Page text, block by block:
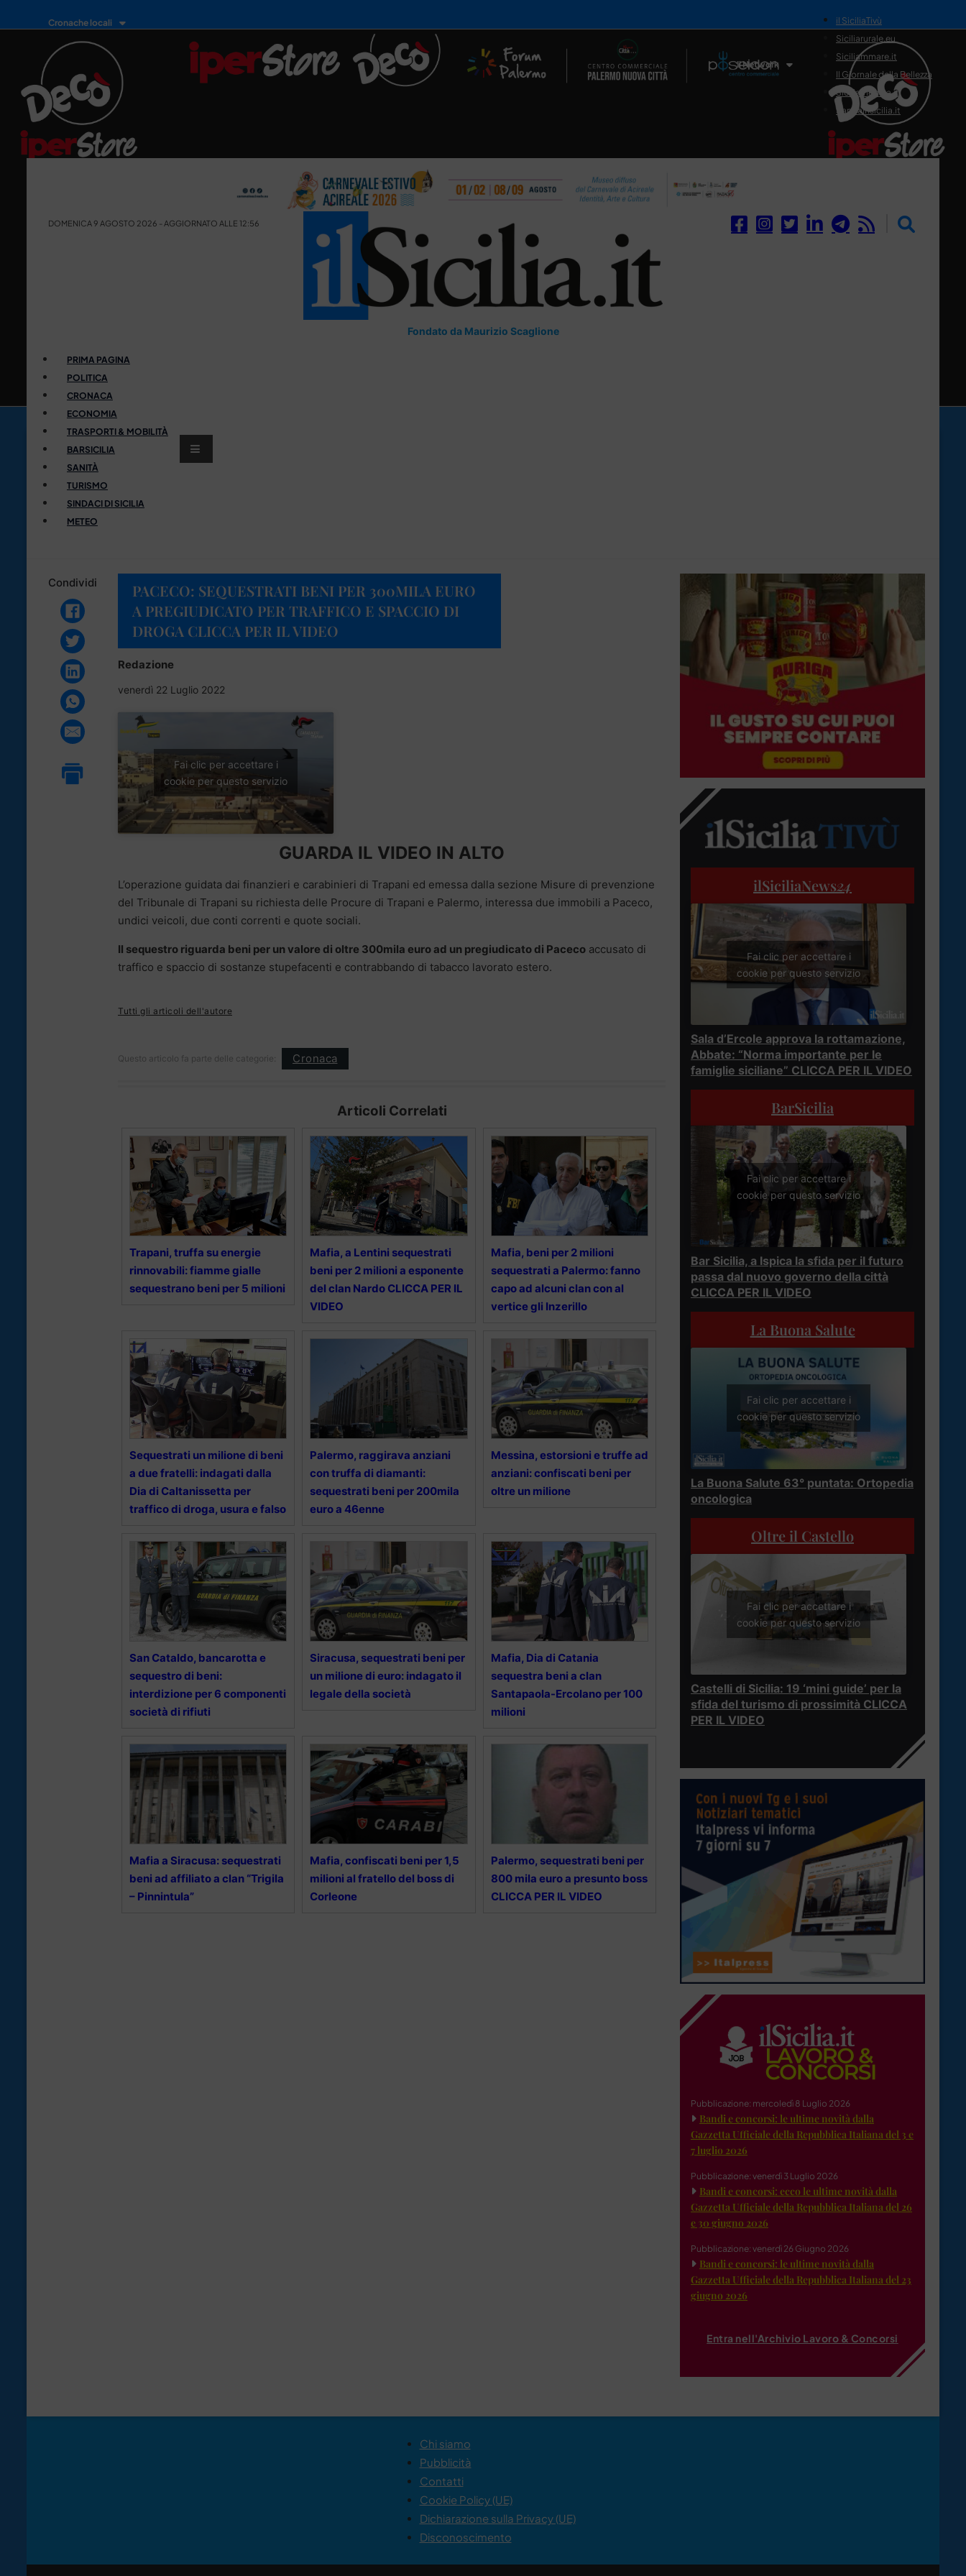
Cronache locali
Il Network
il SiciliaTivù
Siciliarurale.eu
Siciliammare.it
Il Giornale della Bellezza
Siciliamedica.it
Sanitainsicilia.it
DOMENICA 9 AGOSTO 2026 - AGGIORNATO ALLE 12:56
Fondato da Maurizio Scaglione
PRIMA PAGINA
POLITICA
CRONACA
ECONOMIA
TRASPORTI & MOBILITÀ
BARSICILIA
SANITÀ
TURISMO
SINDACI DI SICILIA
METEO
Condividi
PACECO: SEQUESTRATI BENI PER 300MILA EURO
A PREGIUDICATO PER TRAFFICO E SPACCIO DI
DROGA CLICCA PER IL VIDEO
Redazione
venerdì 22 Luglio 2022
Fai clic per accettare i
cookie per questo servizio
GUARDA IL VIDEO IN ALTO
L’operazione guidata dai finanzieri e carabinieri di Trapani ed emessa dalla sezione Misure di prevenzione
del Tribunale di Trapani su richiesta delle Procure di Trapani e Palermo, interessa due immobili a Paceco,
undici veicoli, due conti correnti e quote sociali.
Il sequestro riguarda beni per un valore di oltre 300mila euro ad un pregiudicato di Paceco accusato di
traffico e spaccio di sostanze stupefacenti e contrabbando di tabacco lavorato estero.
Tutti gli articoli dell'autore
Questo articolo fa parte delle categorie: Cronaca
Articoli Correlati
Trapani, truffa su energie
rinnovabili: fiamme gialle
sequestrano beni per 5 milioni
Mafia, a Lentini sequestrati
beni per 2 milioni a esponente
del clan Nardo CLICCA PER IL
VIDEO
Mafia, beni per 2 milioni
sequestrati a Palermo: fanno
capo ad alcuni clan con al
vertice gli Inzerillo
Sequestrati un milione di beni
a due fratelli: indagati dalla
Dia di Caltanissetta per
traffico di droga, usura e falso
Palermo, raggirava anziani
con truffa di diamanti:
sequestrati beni per 200mila
euro a 46enne
Messina, estorsioni e truffe ad
anziani: confiscati beni per
oltre un milione
San Cataldo, bancarotta e
sequestro di beni:
interdizione per 6 componenti
società di rifiuti
Siracusa, sequestrati beni per
un milione di euro: indagato il
legale della società
Mafia, Dia di Catania
sequestra beni a clan
Santapaola-Ercolano per 100
milioni
Mafia a Siracusa: sequestrati
beni ad affiliato a clan “Trigila
– Pinnintula”
Mafia, confiscati beni per 1,5
milioni al fratello del boss di
Corleone
Palermo, sequestrati beni per
800 mila euro a presunto boss
CLICCA PER IL VIDEO
ilSiciliaNews24
Fai clic per accettare i
cookie per questo servizio
Sala d’Ercole approva la rottamazione,
Abbate: “Norma importante per le
famiglie siciliane” CLICCA PER IL VIDEO
BarSicilia
Fai clic per accettare i
cookie per questo servizio
Bar Sicilia, a Ispica la sfida per il futuro
passa dal nuovo governo della città
CLICCA PER IL VIDEO
La Buona Salute
Fai clic per accettare i
cookie per questo servizio
La Buona Salute 63° puntata: Ortopedia
oncologica
Oltre il Castello
Fai clic per accettare i
cookie per questo servizio
Castelli di Sicilia: 19 ‘mini guide’ per la
sfida del turismo di prossimità CLICCA
PER IL VIDEO
Pubblicazione: mercoledì 8 Luglio 2026
Bandi e concorsi: le ultime novità dalla
Gazzetta Ufficiale della Repubblica Italiana del 3 e
7 luglio 2026
Pubblicazione: venerdì 3 Luglio 2026
Bandi e concorsi: ecco le ultime novità dalla
Gazzetta Ufficiale della Repubblica Italiana del 26
e 30 giugno 2026
Pubblicazione: venerdì 26 Giugno 2026
Bandi e concorsi: le ultime novità dalla
Gazzetta Ufficiale della Repubblica Italiana del 23
giugno 2026
Entra nell'Archivio Lavoro & Concorsi
Chi siamo
Pubblicità
Contatti
Cookie Policy (UE)
Dichiarazione sulla Privacy (UE)
Disconoscimento